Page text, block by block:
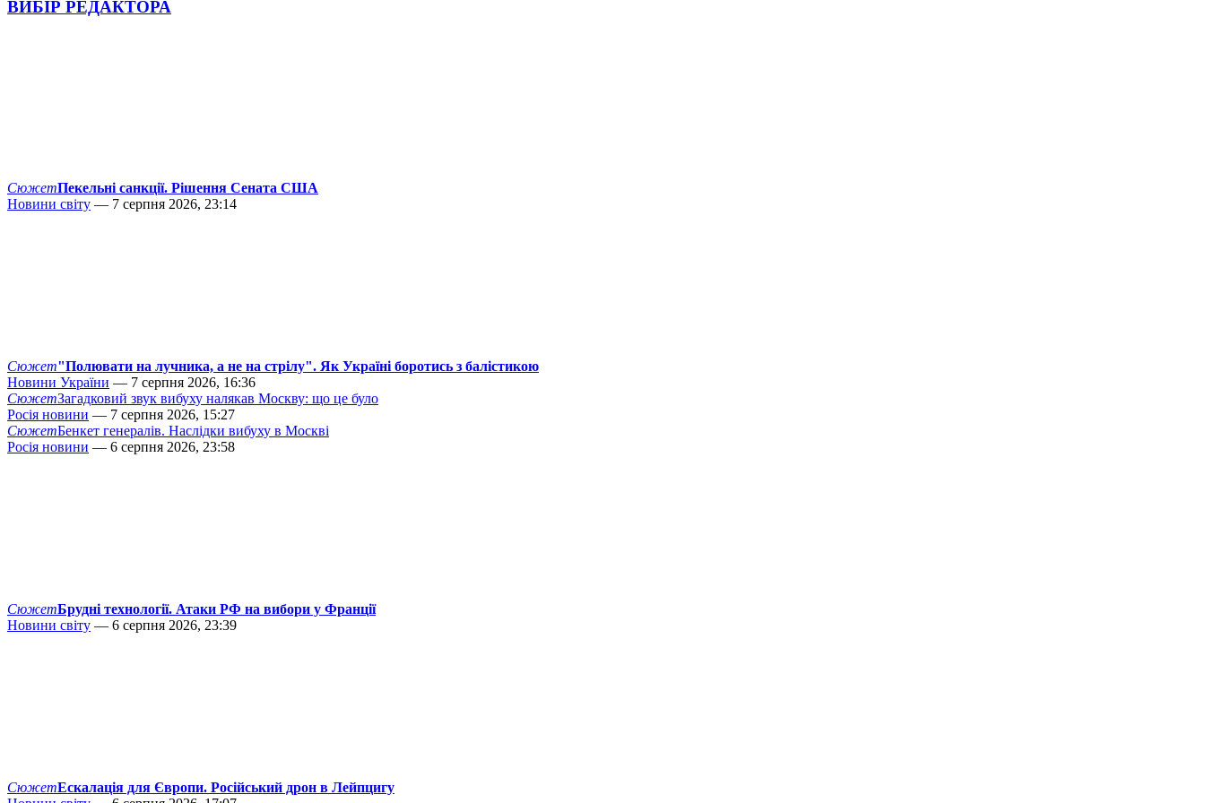
ВИБІР РЕДАКТОРА
СюжетПекельні санкції. Рішення Сената США
Новини світу — 7 серпня 2026, 23:14
Сюжет"Полювати на лучника, а не на стрілу". Як Україні боротись з балістикою
Новини України — 7 серпня 2026, 16:36
СюжетЗагадковий звук вибуху налякав Москву: що це було
Росія новини — 7 серпня 2026, 15:27
СюжетБенкет генералів. Наслідки вибуху в Москві
Росія новини — 6 серпня 2026, 23:58
СюжетБрудні технології. Атаки РФ на вибори у Франції
Новини світу — 6 серпня 2026, 23:39
СюжетЕскалація для Європи. Російський дрон в Лейпцигу